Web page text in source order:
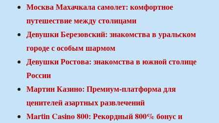
Москва Махачкала самолет: комфортное
путешествие между столицами
Девушки Березовский: знакомства в уральском
городе с особым шармом
Девушки Ростова: знакомства в южной столице
России
Мартин Казино: Премиум-платформа для
ценителей азартных развлечений
Martin Casino 800: Рекордный 800% бонус и